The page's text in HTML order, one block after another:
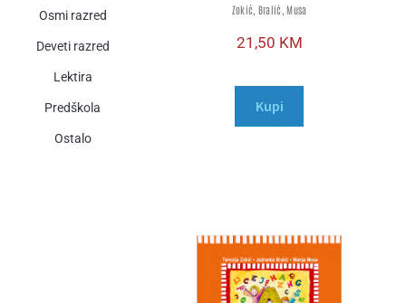
Osmi razred
Deveti razred
Lektira
Predškola
Ostalo
Zokić, Bralić, Musa
21,50 KM
Kupi